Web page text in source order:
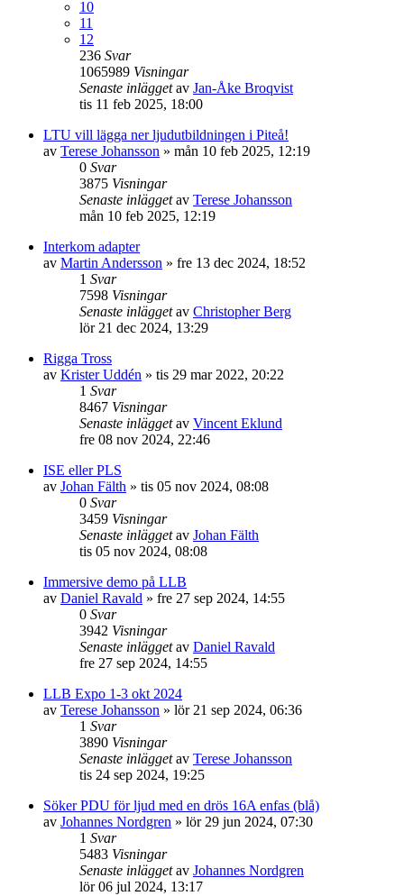
10
11
12
236 Svar
1065989 Visningar
Senaste inläggetav Jan-Åke Broqvist
tis 11 feb 2025, 18:00
LTU vill lägga ner ljudutbildningen i Piteå!
av Terese Johansson » mån 10 feb 2025, 12:19
0 Svar
3875 Visningar
Senaste inläggetav Terese Johansson
mån 10 feb 2025, 12:19
Interkom adapter
av Martin Andersson » fre 13 dec 2024, 18:52
1 Svar
7598 Visningar
Senaste inläggetav Christopher Berg
lör 21 dec 2024, 13:29
Rigga Tross
av Krister Uddén » tis 29 mar 2022, 20:22
1 Svar
8467 Visningar
Senaste inläggetav Vincent Eklund
fre 08 nov 2024, 22:46
ISE eller PLS
av Johan Fälth » tis 05 nov 2024, 08:08
0 Svar
3459 Visningar
Senaste inläggetav Johan Fälth
tis 05 nov 2024, 08:08
Immersive demo på LLB
av Daniel Ravald » fre 27 sep 2024, 14:55
0 Svar
3942 Visningar
Senaste inläggetav Daniel Ravald
fre 27 sep 2024, 14:55
LLB Expo 1-3 okt 2024
av Terese Johansson » lör 21 sep 2024, 06:36
1 Svar
3890 Visningar
Senaste inläggetav Terese Johansson
tis 24 sep 2024, 19:25
Söker PDU för ljud med en drös 16A enfas (blå)
av Johannes Nordgren » lör 29 jun 2024, 07:30
1 Svar
5483 Visningar
Senaste inläggetav Johannes Nordgren
lör 06 jul 2024, 13:17